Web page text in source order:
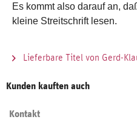
Es kommt also darauf an,
kleine Streitschrift lesen.
Lieferbare Titel von Gerd-
Kunden kauften auch
Kontakt